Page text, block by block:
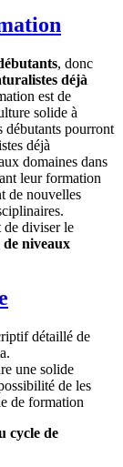
, donc
déjà
est de
solide à
débutants pourront
déjà
domaines dans
leur formation
de nouvelles
de diviser le
de niveaux
détaillé de
une solide
de les
de formation
cycle de